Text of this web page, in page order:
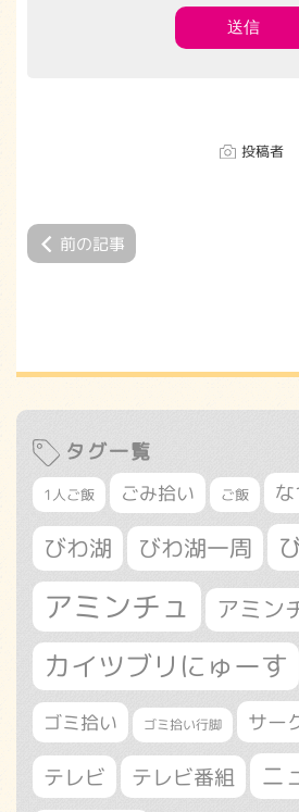
投稿者
前の記事
タグ一覧
1人ご飯 ごみ拾い ご飯
びわ湖 びわ湖一周
アミンチュ アミン
カイツブリにゅーす
ゴミ拾い ゴミ拾い行脚 サー
テレビ テレビ番組 ニ